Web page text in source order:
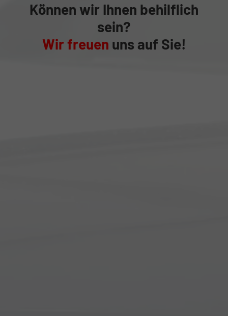
Können wir Ihnen behilflich
sein?
Wir freuen uns auf Sie!